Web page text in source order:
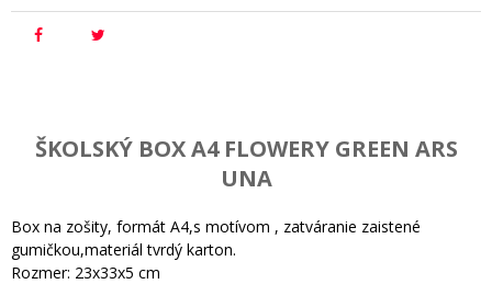
ŠKOLSKÝ BOX A4 FLOWERY GREEN ARS
UNA
Box na zošity, formát A4,s motívom , zatváranie zaistené
gumičkou,materiál tvrdý karton.
Rozmer: 23x33x5 cm